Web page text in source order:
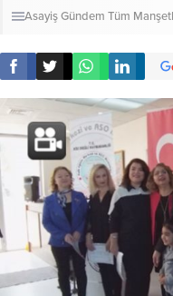
AsayişGündem Tüm